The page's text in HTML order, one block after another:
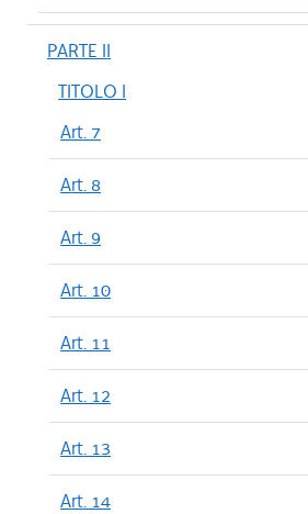
PARTE II
TITOLO I
Art. 7
Art. 8
Art. 9
Art. 10
Art. 11
Art. 12
Art. 13
Art. 14